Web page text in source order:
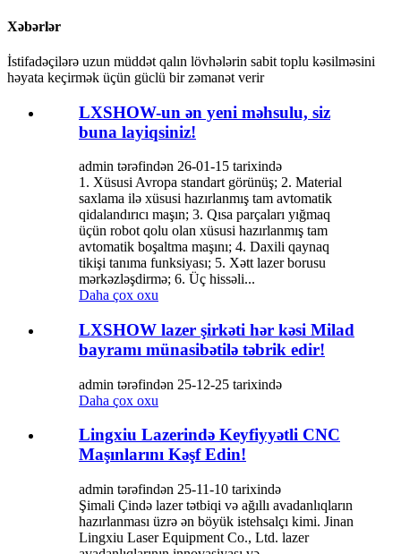
Xəbərlər
İstifadəçilərə uzun müddət qalın lövhələrin sabit toplu kəsilməsini
həyata keçirmək üçün güclü bir zəmanət verir
LXSHOW-un ən yeni məhsulu, siz
buna layiqsiniz!
admin tərəfindən 26-01-15 tarixində
1. Xüsusi Avropa standart görünüş; 2. Material
saxlama ilə xüsusi hazırlanmış tam avtomatik
qidalandırıcı maşın; 3. Qısa parçaları yığmaq
üçün robot qolu olan xüsusi hazırlanmış tam
avtomatik boşaltma maşını; 4. Daxili qaynaq
tikişi tanıma funksiyası; 5. Xətt lazer borusu
mərkəzləşdirmə; 6. Üç hissəli...
Daha çox oxu
LXSHOW lazer şirkəti hər kəsi Milad
bayramı münasibətilə təbrik edir!
admin tərəfindən 25-12-25 tarixində
Daha çox oxu
Lingxiu Lazerində Keyfiyyətli CNC
Maşınlarını Kəşf Edin!
admin tərəfindən 25-11-10 tarixində
Şimali Çində lazer tətbiqi və ağıllı avadanlıqların
hazırlanması üzrə ən böyük istehsalçı kimi. Jinan
Lingxiu Laser Equipment Co., Ltd. lazer